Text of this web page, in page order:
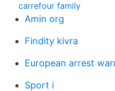
carrefour family
Amin org
Findity kivra
European arrest
Sport i